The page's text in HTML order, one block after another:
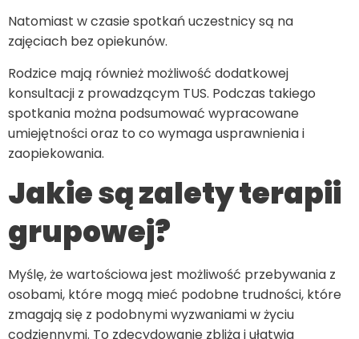
Natomiast w czasie spotkań uczestnicy są na
zajęciach bez opiekunów.
Rodzice mają również możliwość dodatkowej
konsultacji z prowadzącym TUS. Podczas takiego
spotkania można podsumować wypracowane
umiejętności oraz to co wymaga usprawnienia i
zaopiekowania.
Jakie są zalety terapii
grupowej?
Myślę, że wartościowa jest możliwość przebywania z
osobami, które mogą mieć podobne trudności, które
zmagają się z podobnymi wyzwaniami w życiu
codziennymi. To zdecydowanie zbliża i ułatwia